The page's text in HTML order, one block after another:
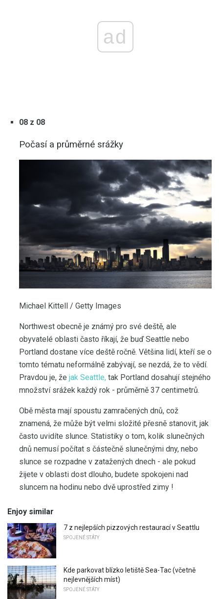
ad
08 z 08
Počasí a průměrné srážky
Michael Kittell / Getty Images
Northwest obecně je známý pro své deště, ale
obyvatelé oblasti často říkají, že buď Seattle nebo
Portland dostane více deště ročně. Většina lidí, kteří se o
tomto tématu neformálně zabývají, se nezdá, že to vědí.
Pravdou je, že jak Seattle, tak Portland dosahují stejného
množství srážek každý rok - průměrně 37 centimetrů.
Obě města mají spoustu zamračených dnů, což
znamená, že může být velmi složité přesně stanovit, jak
často uvidíte slunce. Statistiky o tom, kolik slunečných
dnů nemusí počítat s částečně slunečnými dny, nebo
slunce se rozpadne v zatažených dnech - ale pokud
žijete v oblasti dost dlouho, budete spokojeni nad
sluncem na hodinu nebo dvě uprostřed zimy !
Enjoy similar
7 z nejlepších pizzových restaurací v Seattlu
SPOJENÉ STÁTY
Kde parkovat blízko letiště Sea-Tac (včetně
nejlevnějších míst)
SPOJENÉ STÁTY